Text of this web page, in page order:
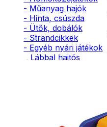
- Műanyag hajók
- Hinta, csúszda
- Ütők, dobálók
- Strandcikkek
- Egyéb nyári játékok
Lábbal hajtós